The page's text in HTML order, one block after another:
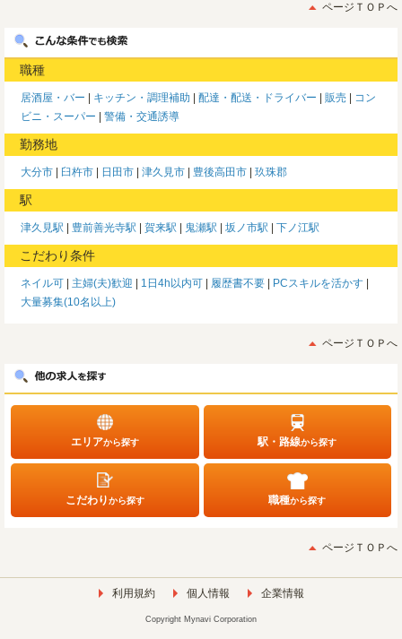
ページＴＯＰへ
職種
居酒屋・バー キッチン・調理補助 配達・配送・ドライバー 販売
コン
ビニ・スーパー
警備・交通誘導
勤務地
大分市 臼杵市 日田市 津久見市 豊後高田市 玖珠郡
駅
津久見駅 豊前善光寺駅 賀来駅 鬼瀬駅 坂ノ市駅 下ノ江駅
こだわり条件
ネイル可 主婦(夫)歓迎 1日4h以内可 履歴書不要
PCスキルを活かす
大量募集(10名以上)
ページＴＯＰへ
エリアから探す 駅・路線から探す
こだわりから探す 職種から探す
ページＴＯＰへ
利用規約 個人情報 企業情報
Copyright Mynavi Corporation